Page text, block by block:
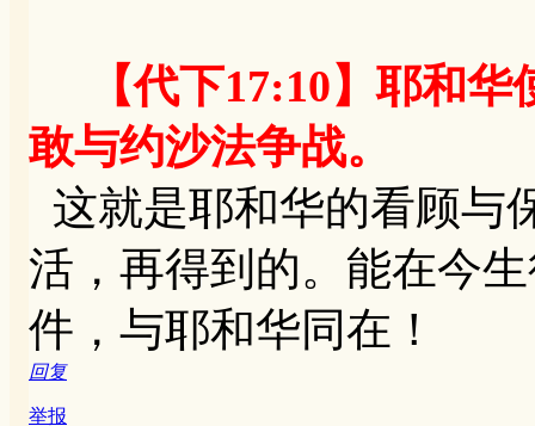
【代下17:10】耶和
敢与约沙法争战。
这就是耶和华的看顾与
活，再得到的。能在今
件，与耶和华同在！
回复
举报